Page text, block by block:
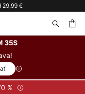
29,99 €
35S
%